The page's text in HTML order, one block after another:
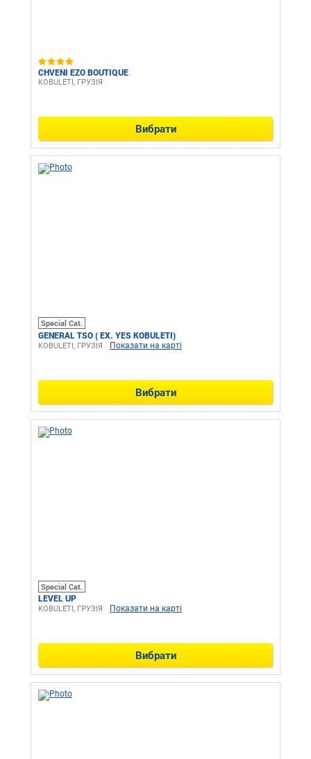
CHVENI EZO BOUTIQUE
KOBULETI, ГРУЗІЯ
Вибрати
Special Cat.
GENERAL TSO ( EX. YES KOBULETI)
KOBULETI, ГРУЗІЯ Показати на карті
Вибрати
Special Cat.
LEVEL UP
KOBULETI, ГРУЗІЯ Показати на карті
Вибрати